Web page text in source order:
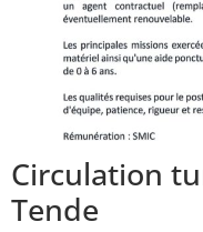
Circulation
Tende